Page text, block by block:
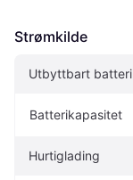
Strømkilde
Utbyttbart batteri
Batterikapasitet
Hurtiglading